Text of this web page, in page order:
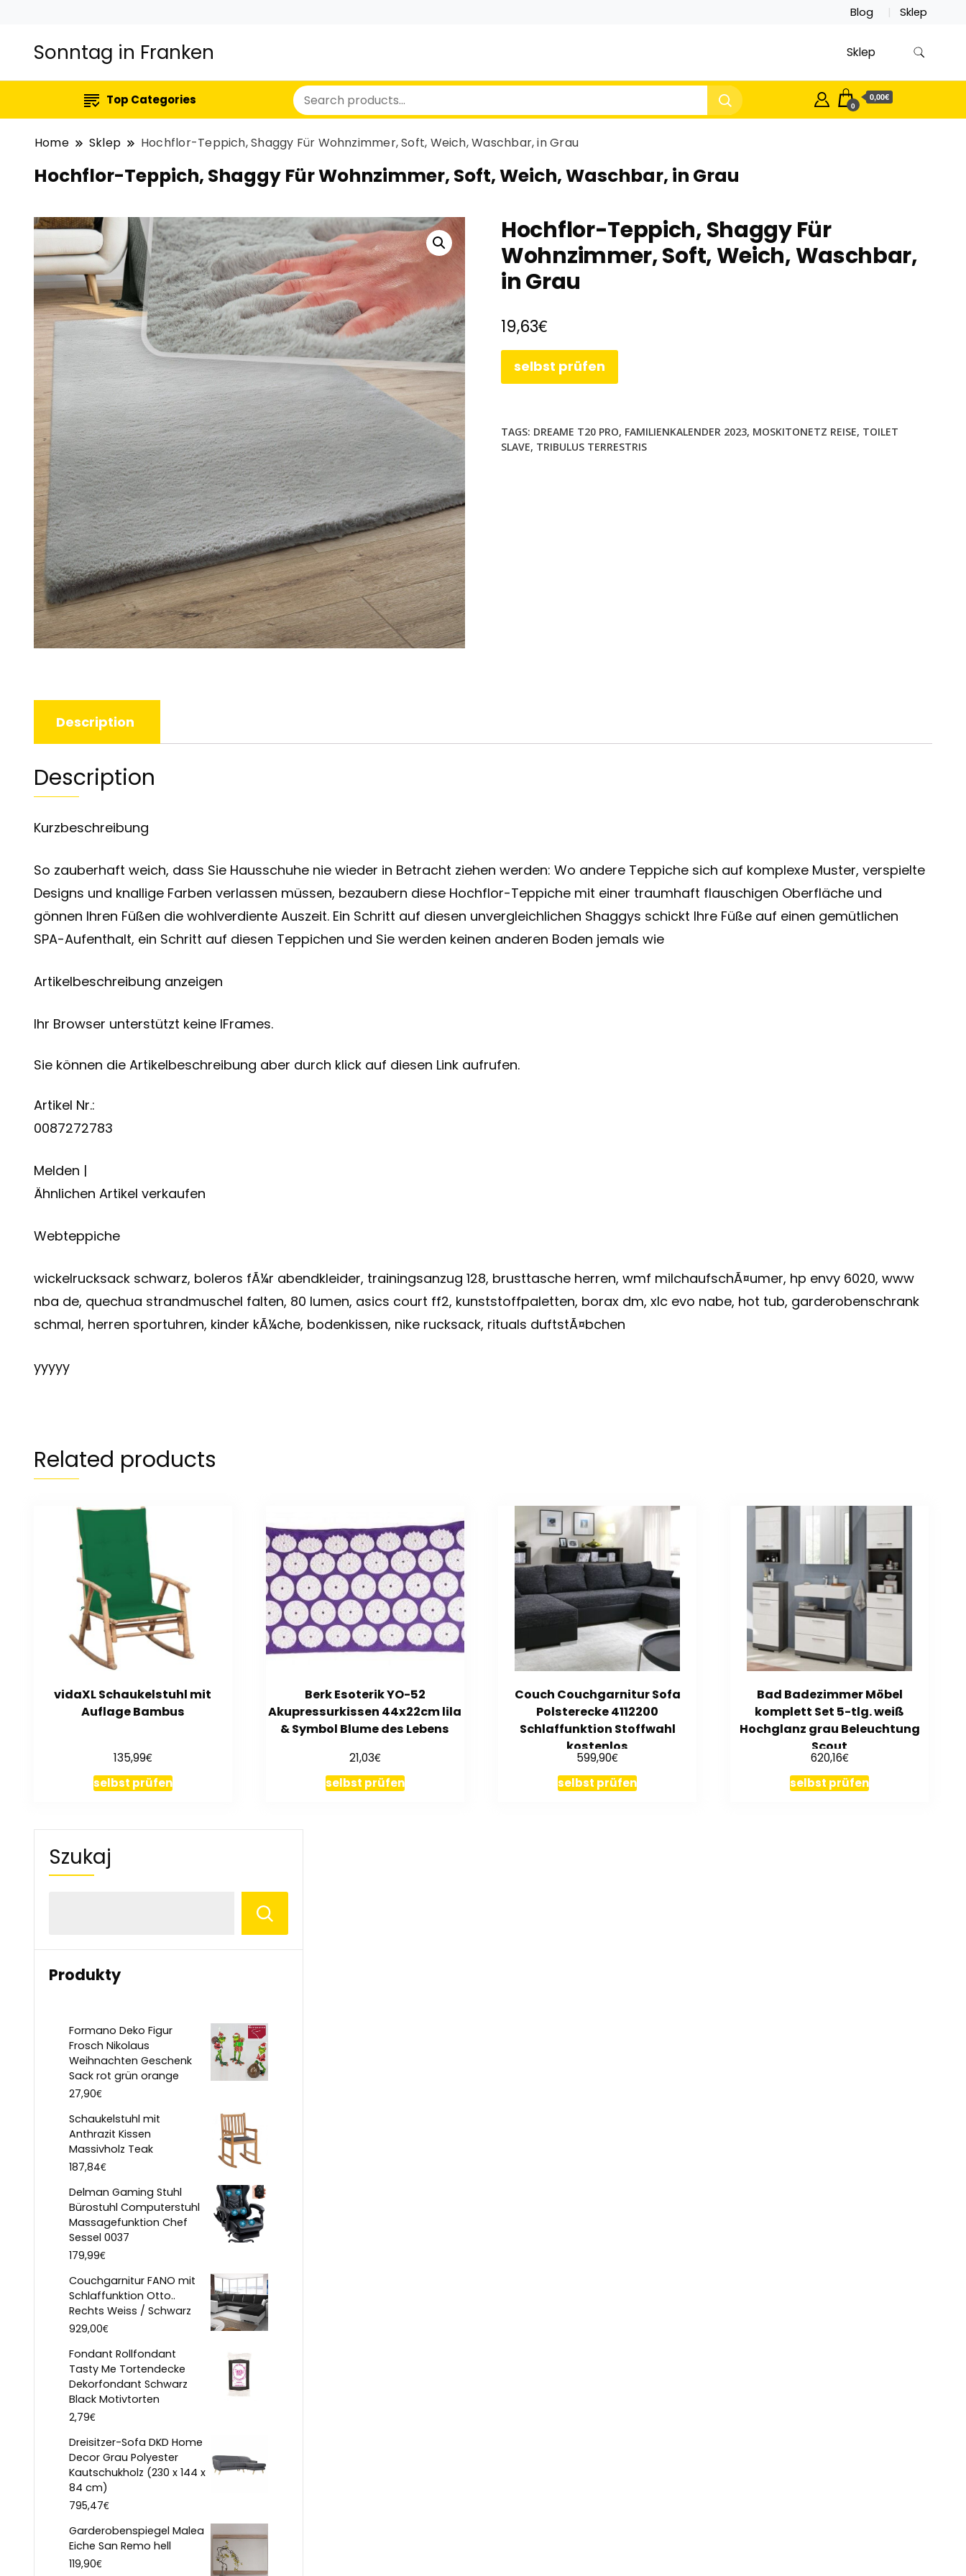
Blog Sklep
Sonntag in Franken Sklep
Top Categories 0
0,00€
Home Sklep Hochflor-Teppich, Shaggy Für Wohnzimmer, Soft, Weich, Waschbar, in Grau
Hochflor-Teppich, Shaggy Für Wohnzimmer, Soft, Weich, Waschbar, in Grau
Hochflor-Teppich, Shaggy Für
Wohnzimmer, Soft, Weich, Waschbar,
in Grau
19,63€
selbst prüfen
TAGS: DREAME T20 PRO, FAMILIENKALENDER 2023, MOSKITONETZ REISE, TOILET
SLAVE, TRIBULUS TERRESTRIS
Description
Description
Kurzbeschreibung
So zauberhaft weich, dass Sie Hausschuhe nie wieder in Betracht ziehen werden: Wo andere Teppiche sich auf komplexe Muster, verspielte
Designs und knallige Farben verlassen müssen, bezaubern diese Hochflor-Teppiche mit einer traumhaft flauschigen Oberfläche und
gönnen Ihren Füßen die wohlverdiente Auszeit. Ein Schritt auf diesen unvergleichlichen Shaggys schickt Ihre Füße auf einen gemütlichen
SPA-Aufenthalt, ein Schritt auf diesen Teppichen und Sie werden keinen anderen Boden jemals wie
Artikelbeschreibung anzeigen
Ihr Browser unterstützt keine IFrames.
Sie können die Artikelbeschreibung aber durch klick auf diesen Link aufrufen.
Artikel Nr.:
0087272783
Melden |
Ähnlichen Artikel verkaufen
Webteppiche
wickelrucksack schwarz, boleros fÃ¼r abendkleider, trainingsanzug 128, brusttasche herren, wmf milchaufschÃ¤umer, hp envy 6020, www
nba de, quechua strandmuschel falten, 80 lumen, asics court ff2, kunststoffpaletten, borax dm, xlc evo nabe, hot tub, garderobenschrank
schmal, herren sportuhren, kinder kÃ¼che, bodenkissen, nike rucksack, rituals duftstÃ¤bchen
yyyyy
Related products
vidaXL Schaukelstuhl mit
Auflage Bambus
135,99€
selbst prüfen
Berk Esoterik YO-52
Akupressurkissen 44x22cm lila
& Symbol Blume des Lebens
21,03€
selbst prüfen
Couch Couchgarnitur Sofa
Polsterecke 4112200
Schlaffunktion Stoffwahl
kostenlos
599,90€
selbst prüfen
Bad Badezimmer Möbel
komplett Set 5-tlg. weiß
Hochglanz grau Beleuchtung
Scout
620,16€
selbst prüfen
Szukaj
Produkty
Formano Deko Figur
Frosch Nikolaus
Weihnachten Geschenk
Sack rot grün orange
27,90€
Schaukelstuhl mit
Anthrazit Kissen
Massivholz Teak
187,84€
Delman Gaming Stuhl
Bürostuhl Computerstuhl
Massagefunktion Chef
Sessel 0037
179,99€
Couchgarnitur FANO mit
Schlaffunktion Otto..
Rechts Weiss / Schwarz
929,00€
Fondant Rollfondant
Tasty Me Tortendecke
Dekorfondant Schwarz
Black Motivtorten
2,79€
Dreisitzer-Sofa DKD Home
Decor Grau Polyester
Kautschukholz (230 x 144 x
84 cm)
795,47€
Garderobenspiegel Malea
Eiche San Remo hell
119,90€